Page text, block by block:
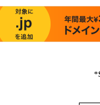
*